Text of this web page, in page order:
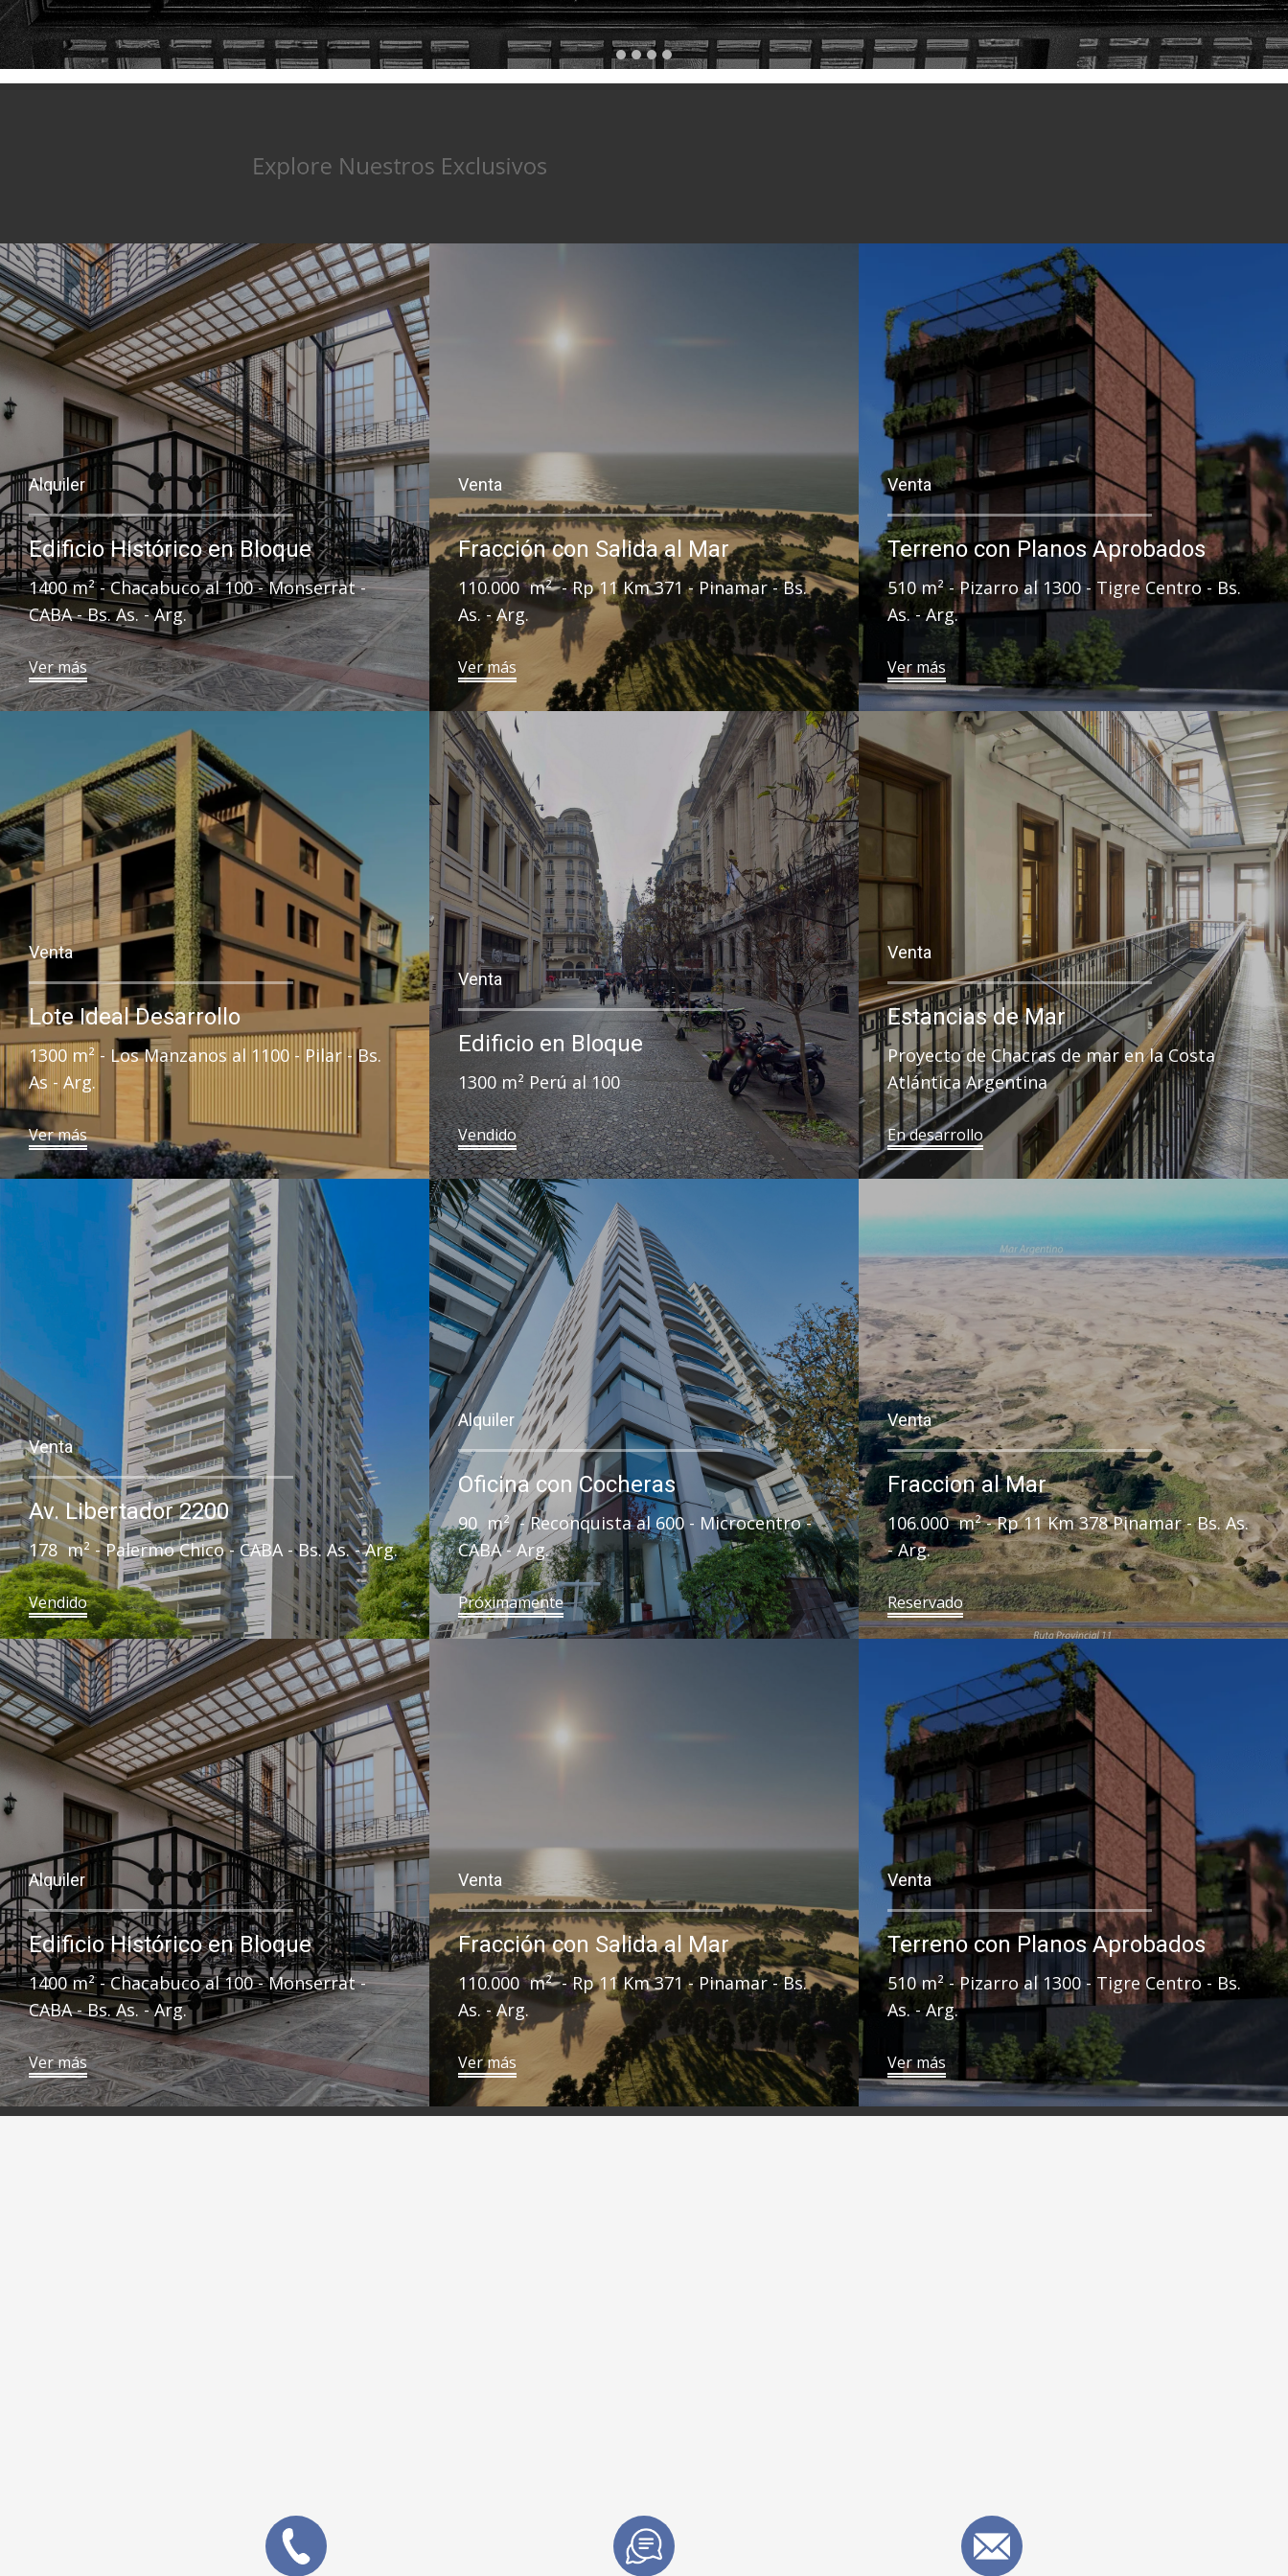
Explore Nuestros Exclusivos
Alquiler
Edificio Histórico en Bloque
1400 ​ m² - Chacabuco al 100 - Monserrat -
CABA - Bs. As. - Arg.
Ver más​
Venta
Fracción con Salida al Mar
110.000 m² - Rp 11 Km 371 - Pinamar - Bs.
As. - Arg.
​Ver más​
Venta
Terreno con Planos Aprobados
510 ​ m² - Pizarro al 1300 - Tigre Centro - Bs.
As. - Arg.
​Ver más​
Venta
Lote Ideal Desarrollo
1300 m² - Los Manzanos al 1100 - Pilar - Bs.
As - Arg.
​Ver más​
Venta
Edificio en Bloque
1300 m² Perú al 100
Vendido​
Venta
Estancias de Mar
Proyecto de Chacras de mar en la Costa
Atlántica Argentina
En desarrollo​
Venta
Av. Libertador 2200 ​
178 m² - Palermo Chico - CABA - Bs. As. - Arg.
Vendido​
Alquiler
Oficina con Cocheras
90 m² - Reconquista al 600 - Microcentro -
CABA - Arg.
Próximamente​
Venta
Fraccion al Mar
106.000 m² - Rp 11 Km 378 Pinamar - Bs. As.
- Arg.
Reservado​
Alquiler
Edificio Histórico en Bloque
1400 ​ m² - Chacabuco al 100 - Monserrat -
CABA - Bs. As. - Arg.
Ver más​
Venta
Fracción con Salida al Mar
110.000 m² - Rp 11 Km 371 - Pinamar - Bs.
As. - Arg.
​Ver más​
Venta
Terreno con Planos Aprobados
510 ​ m² - Pizarro al 1300 - Tigre Centro - Bs.
As. - Arg.
​Ver más​